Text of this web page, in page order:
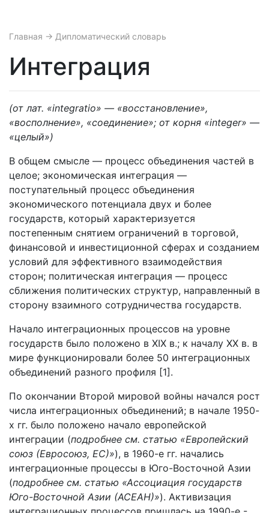
Главная → Дипломатический словарь
Интеграция
(от лат. «integratio» — «восстановление»,
«восполнение», «соединение»; от корня «integer» —
«целый»)
В общем смысле — процесс объединения частей в
целое; экономическая интеграция —
поступательный процесс объединения
экономического потенциала двух и более
государств, который характеризуется
постепенным снятием ограничений в торговой,
финансовой и инвестиционной сферах и созданием
условий для эффективного взаимодействия
сторон; политическая интеграция — процесс
сближения политических структур, направленный в
сторону взаимного сотрудничества государств.
Начало интеграционных процессов на уровне
государств было положено в XIX в.; к началу XX в. в
мире функционировали более 50 интеграционных
объединений разного профиля [1].
По окончании Второй мировой войны начался рост
числа интеграционных объединений; в начале 1950-
х гг. было положено начало европейской
интеграции (подробнее см. статью «Европейский
союз (Евросоюз, ЕС)»), в 1960-е гг. начались
интеграционные процессы в Юго-Восточной Азии
(подробнее см. статью «Ассоциация государств
Юго-Восточной Азии (АСЕАН)»). Активизация